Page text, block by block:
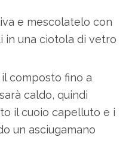
e mescolatelo con
in una ciotola di vetro
composto fino a
caldo, quindi
il cuoio capelluto e i
un asciugamano